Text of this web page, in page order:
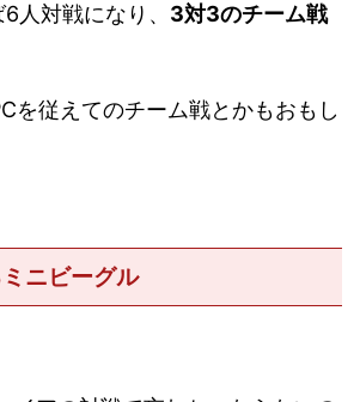
人対戦になり、 3対3のチーム戦
を従えてのチーム戦とかもおもし
ニビーグル